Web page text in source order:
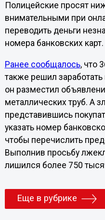
Полицейские просят
внимательными при
переводить деньги
номера банковских карт.
Ранее сообщалось, что
также решил
он разместил
металлических труб. А
представившись
указать номер
чтобы перечислить
Выполнив просьбу
лишился более 750
Еще в рубрике